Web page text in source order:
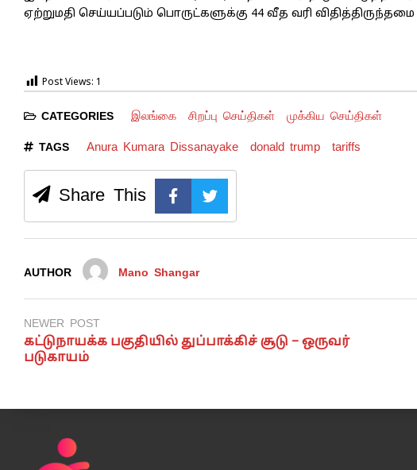
ஏற்றுமதி செய்யப்படும் பொருட்களுக்கு 44 வீத வரி விதித்திருந்தமை
Post Views: 1
CATEGORIES இலங்கை சிறப்பு செய்திகள் முக்கிய செய்திகள்
TAGS Anura Kumara Dissanayake donald trump tariffs
Share This
AUTHOR Mano Shangar
NEWER POST
கட்டுநாயக்க பகுதியில் துப்பாக்கிச் சூடு – ஒருவர்
படுகாயம்